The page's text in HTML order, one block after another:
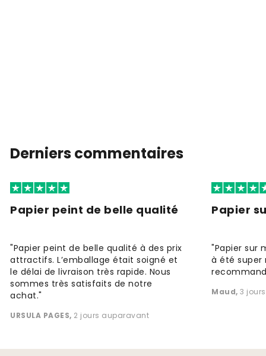
Derniers commentaires
Papier peint de belle qualité
"Papier peint de belle qualité à des prix
attractifs. L’emballage était soigné et
le délai de livraison très rapide. Nous
sommes très satisfaits de notre
achat."
URSULA PAGES, 2 jours auparavant
Papier
"Papier sur
à été super
Maud, 3